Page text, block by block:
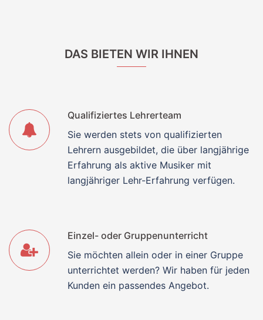
DAS BIETEN WIR IHNEN
Qualifiziertes Lehrerteam
Sie werden stets von qualifizierten
Lehrern ausgebildet, die über langjährige
Erfahrung als aktive Musiker mit
langjähriger Lehr-Erfahrung verfügen.
Einzel- oder Gruppenunterricht
Sie möchten allein oder in einer Gruppe
unterrichtet werden? Wir haben für jeden
Kunden ein passendes Angebot.